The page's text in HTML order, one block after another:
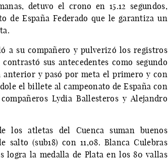
detuvo el crono en 15.12 segundos,
de España Federado que le garantiza un
a su compañero y pulverizó los registros
sus antecedentes como segundo
anterior y pasó por meta el primero y con
el billete al campeonato de España con
Lydia Ballesteros y Alejandro
los atletas del Cuenca suman buenos
(sub18) con 11,08. Blanca Culebras
logra la medalla de Plata en los 80 vallas